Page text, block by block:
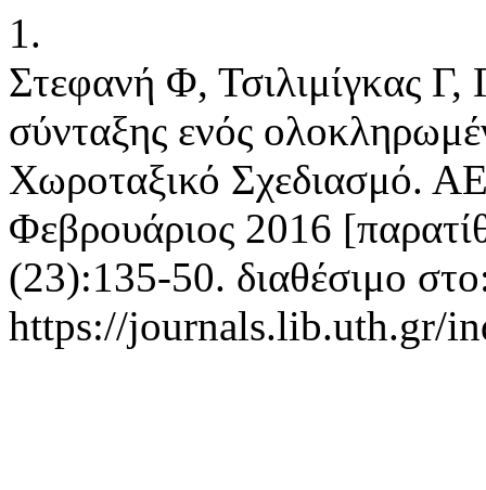
1.
Στεφανή Φ, Τσιλιμίγκας
σύνταξης ενός
Χωροταξικό Σχεδιασμό.
Φεβρουάριος 2016
(23):135-50. διαθέσιμο
https://journals.lib.uth.gr/